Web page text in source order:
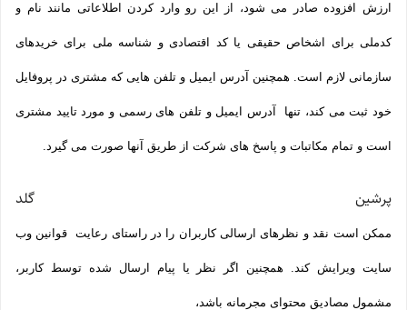
ارزش افزوده صادر می شود، از این رو وارد کردن اطلاعاتی مانند نام و
کدملی برای اشخاص حقیقی یا کد اقتصادی و شناسه ملی برای خریدهای
سازمانی لازم است. همچنین آدرس ایمیل و تلفن هایی که مشتری در پروفایل
خود ثبت می­ کند، تنها آدرس ایمیل و تلفن­ های رسمی و مورد تایید مشتری
است و تمام مکاتبات و پاسخ های شرکت از طریق آنها صورت می گیرد.
پرشین گلد
ممکن است نقد و نظرهای ارسالی کاربران را در راستای رعایت قوانین وب
سایت ویرایش کند. همچنین اگر نظر یا پیام ارسال شده توسط کاربر،
مشمول مصادیق محتوای مجرمانه باشد،